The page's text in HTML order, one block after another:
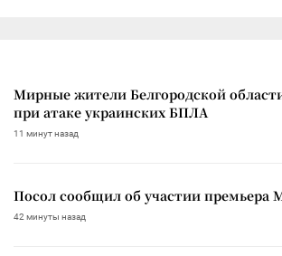
Мирные жители Белгородской
при атаке украинских БПЛА
11 минут назад
Посол сообщил об участии премьера
42 минуты назад